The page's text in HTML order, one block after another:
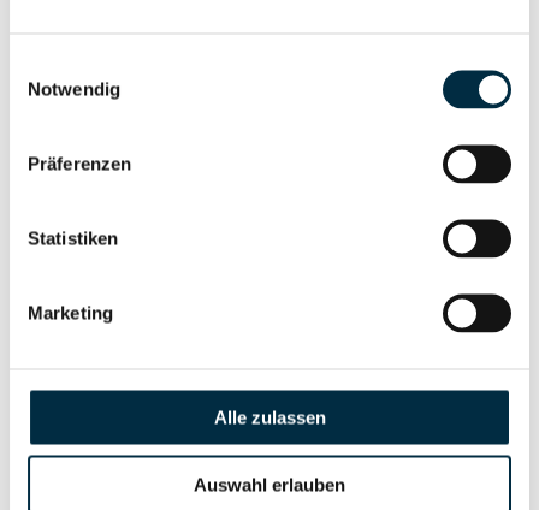
Notwendig
Präferenzen
Statistiken
Marketing
Alle zulassen
Auswahl erlauben
Gesellschafterstruktur
Vollständiges
Unternehmensprofil
Unternehmensnetzwerk
Unternehmensprofil
Berechtigten Pfad
anfragen